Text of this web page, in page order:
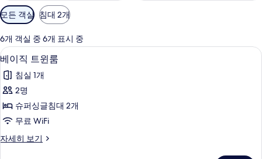
객
실
에
사
용
가
능
한
터
모든 객실 침대 2개
6개 객실 중 6개 표시 중
베
이
직
트
윈
사
4
베이직 트윈룸
침실 1개
2명
슈퍼싱글침대 2개
무료 WiFi
자세히 보기
베